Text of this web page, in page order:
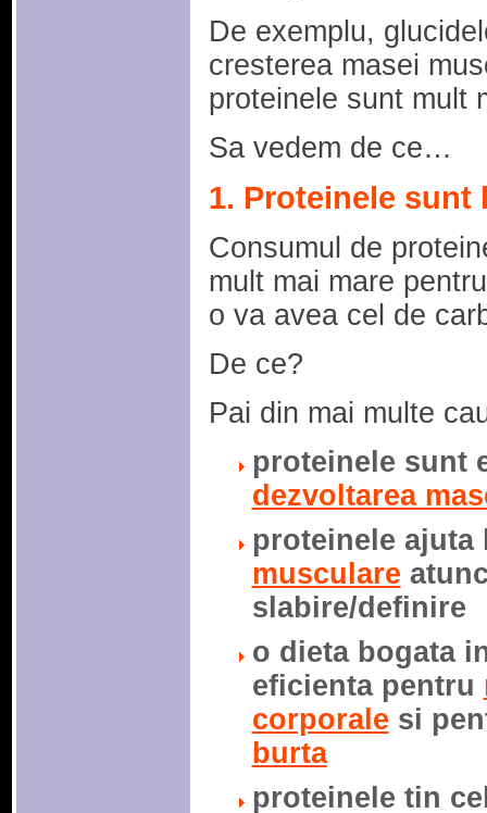
De exemplu,
cresterea masei
proteinele sunt mult
Sa vedem de ce…
1. Proteinele sunt
Consumul de
mult mai mare
o va avea cel de
De ce?
Pai din mai multe
proteinele sunt
dezvoltarea
proteinele ajuta
musculare
slabire/definire
o dieta bogata
eficienta pentru
corporale si
burta
proteinele tin